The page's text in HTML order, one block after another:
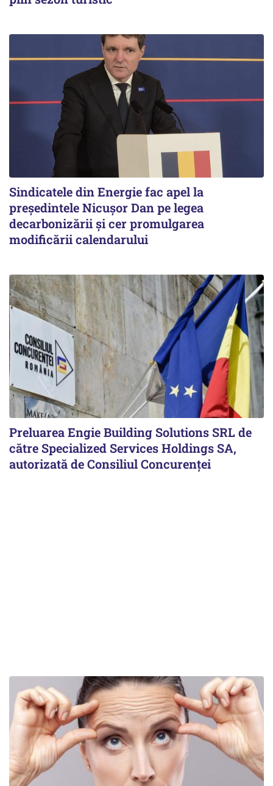
Sindicatele din Energie fac apel la
preşedintele Nicuşor Dan pe legea
decarbonizării şi cer promulgarea
modificării calendarului
Preluarea Engie Building Solutions SRL de
către Specialized Services Holdings SA,
autorizată de Consiliul Concurenţei